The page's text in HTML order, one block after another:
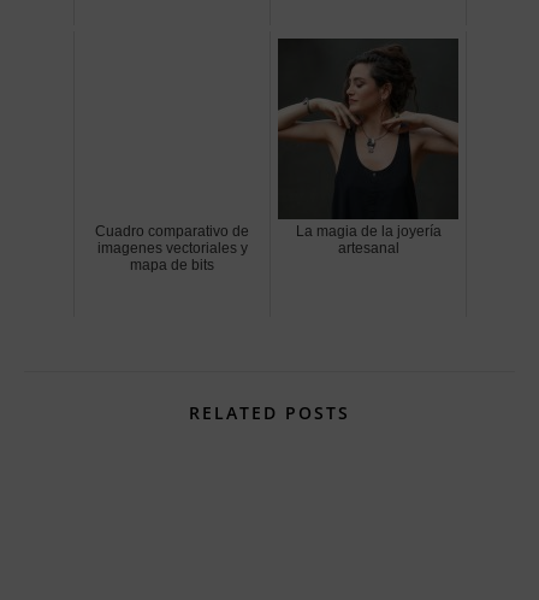
Cuadro comparativo de
imagenes vectoriales y
mapa de bits
La magia de la joyería
artesanal
RELATED POSTS